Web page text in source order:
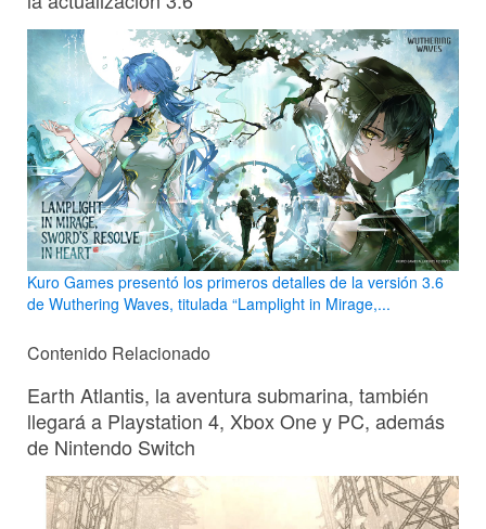
Kuro Games presentó los primeros detalles de la versión 3.6
de Wuthering Waves, titulada “Lamplight in Mirage,...
Contenido Relacionado
Earth Atlantis, la aventura submarina, también
llegará a Playstation 4, Xbox One y PC, además
de Nintendo Switch